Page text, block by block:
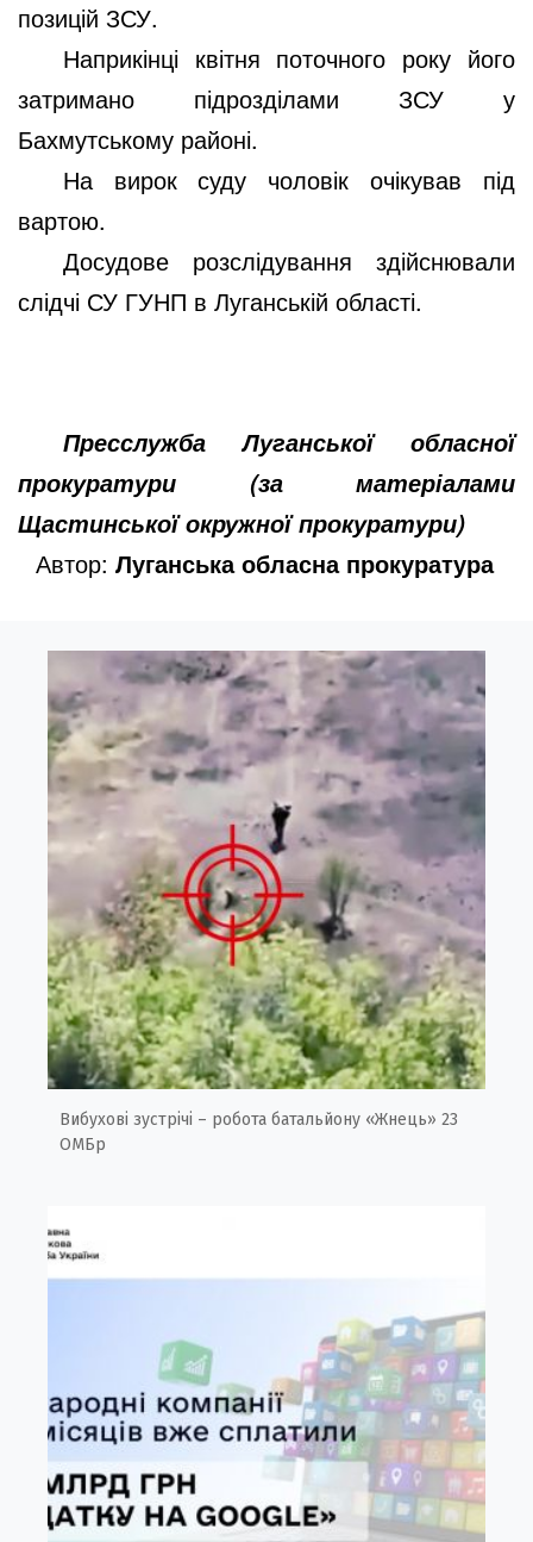
позицій ЗСУ.
Наприкінці квітня поточного року його
затримано підрозділами ЗСУ у
Бахмутському районі.
На вирок суду чоловік очікував під
вартою.
Досудове розслідування здійснювали
слідчі СУ ГУНП в Луганській області.
Пресслужба Луганської обласної
прокуратури (за матеріалами
Щастинської окружної прокуратури)
Автор: Луганська обласна прокуратура
Вибухові зустрічі – робота батальйону «Жнець» 23
ОМБр